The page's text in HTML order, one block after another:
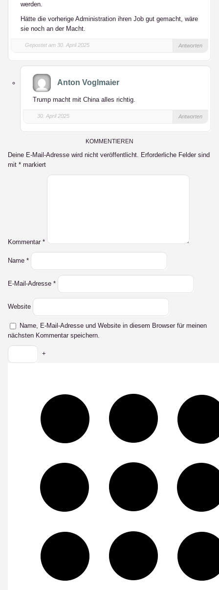
werden.
Hätte die vorherige Administration ihren Job gut gemacht, wäre
sie noch an der Macht.
Gepostet am 30. April 2025 Antworten
Anton Voglmaier
Trump macht mit China alles richtig.
30. April 2025 Antworten
KOMMENTIEREN
Deine E-Mail-Adresse wird nicht veröffentlicht. Erforderliche Felder sind
mit * markiert
Kommentar *
Name *
E-Mail-Adresse *
Website
Name, E-Mail-Adresse und Website in diesem Browser für meinen
nächsten Kommentar speichern.
+